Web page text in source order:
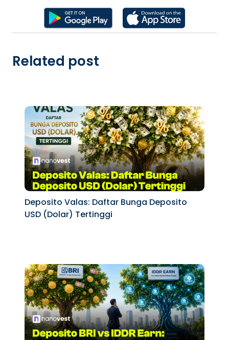
Related post
Deposito Valas: Daftar Bunga Deposito
USD (Dolar) Tertinggi